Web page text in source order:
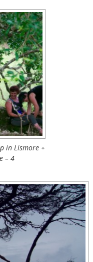
in Lismore +
– 4